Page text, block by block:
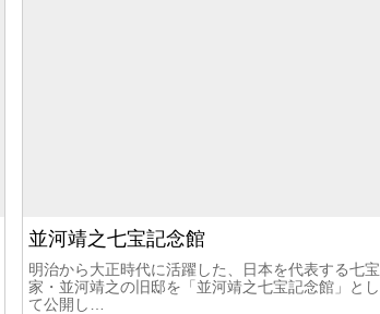
並河靖之七宝記念館
明治から大正時代に活躍した、日本を代表する七宝
家・並河靖之の旧邸を「並河靖之七宝記念館」とし
て公開し…